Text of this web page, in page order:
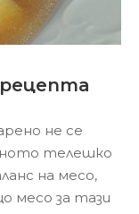
рецепта
не се
телешко
на месо,
месо за тази